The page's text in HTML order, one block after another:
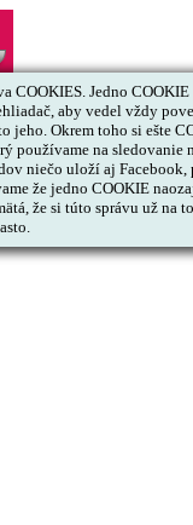
COOKIES. Jedno
aby vedel vždy
jeho. Okrem toho si ešte
používame na sledovanie
niečo uloží aj Facebook,
že jedno COOKIE
že si túto správu už na